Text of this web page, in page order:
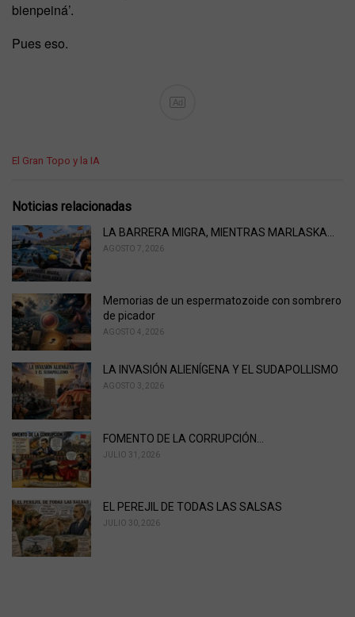
bienpeiná’.
Pues eso.
Ad
C
e
o
r
i
e
:
El Gran Topo y la IA
Noticias relacionadas
LA BARRERA MIGRA, MIENTRAS MARLASKA…
AGOSTO 7, 2026
Memorias de un espermatozoide con sombrero
de picador
AGOSTO 4, 2026
LA INVASIÓN ALIENÍGENA Y EL SUDAPOLLISMO
AGOSTO 3, 2026
FOMENTO DE LA CORRUPCIÓN…
JULIO 31, 2026
EL PEREJIL DE TODAS LAS SALSAS
JULIO 30, 2026